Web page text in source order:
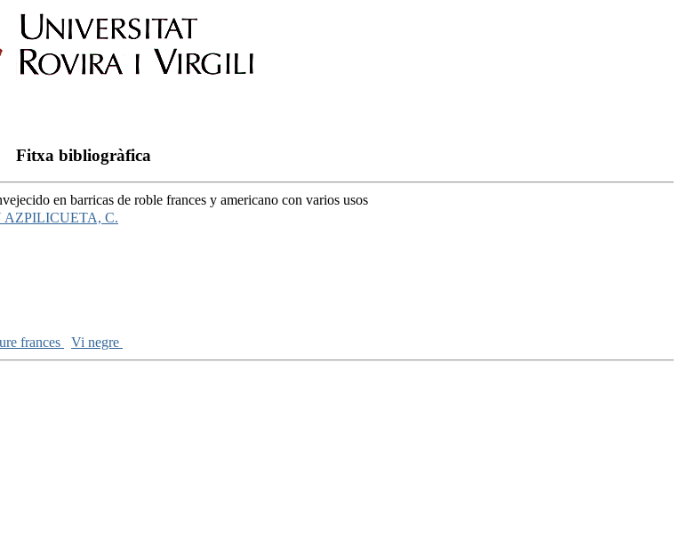
Fitxa bibliogràfica
en barricas de roble frances y americano con varios usos
AZPILICUETA, C.
frances Vi negre